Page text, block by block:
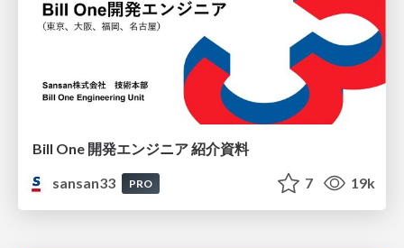
Bill One 開発エンジニア 紹介資料
sansan33
PRO 7 19k